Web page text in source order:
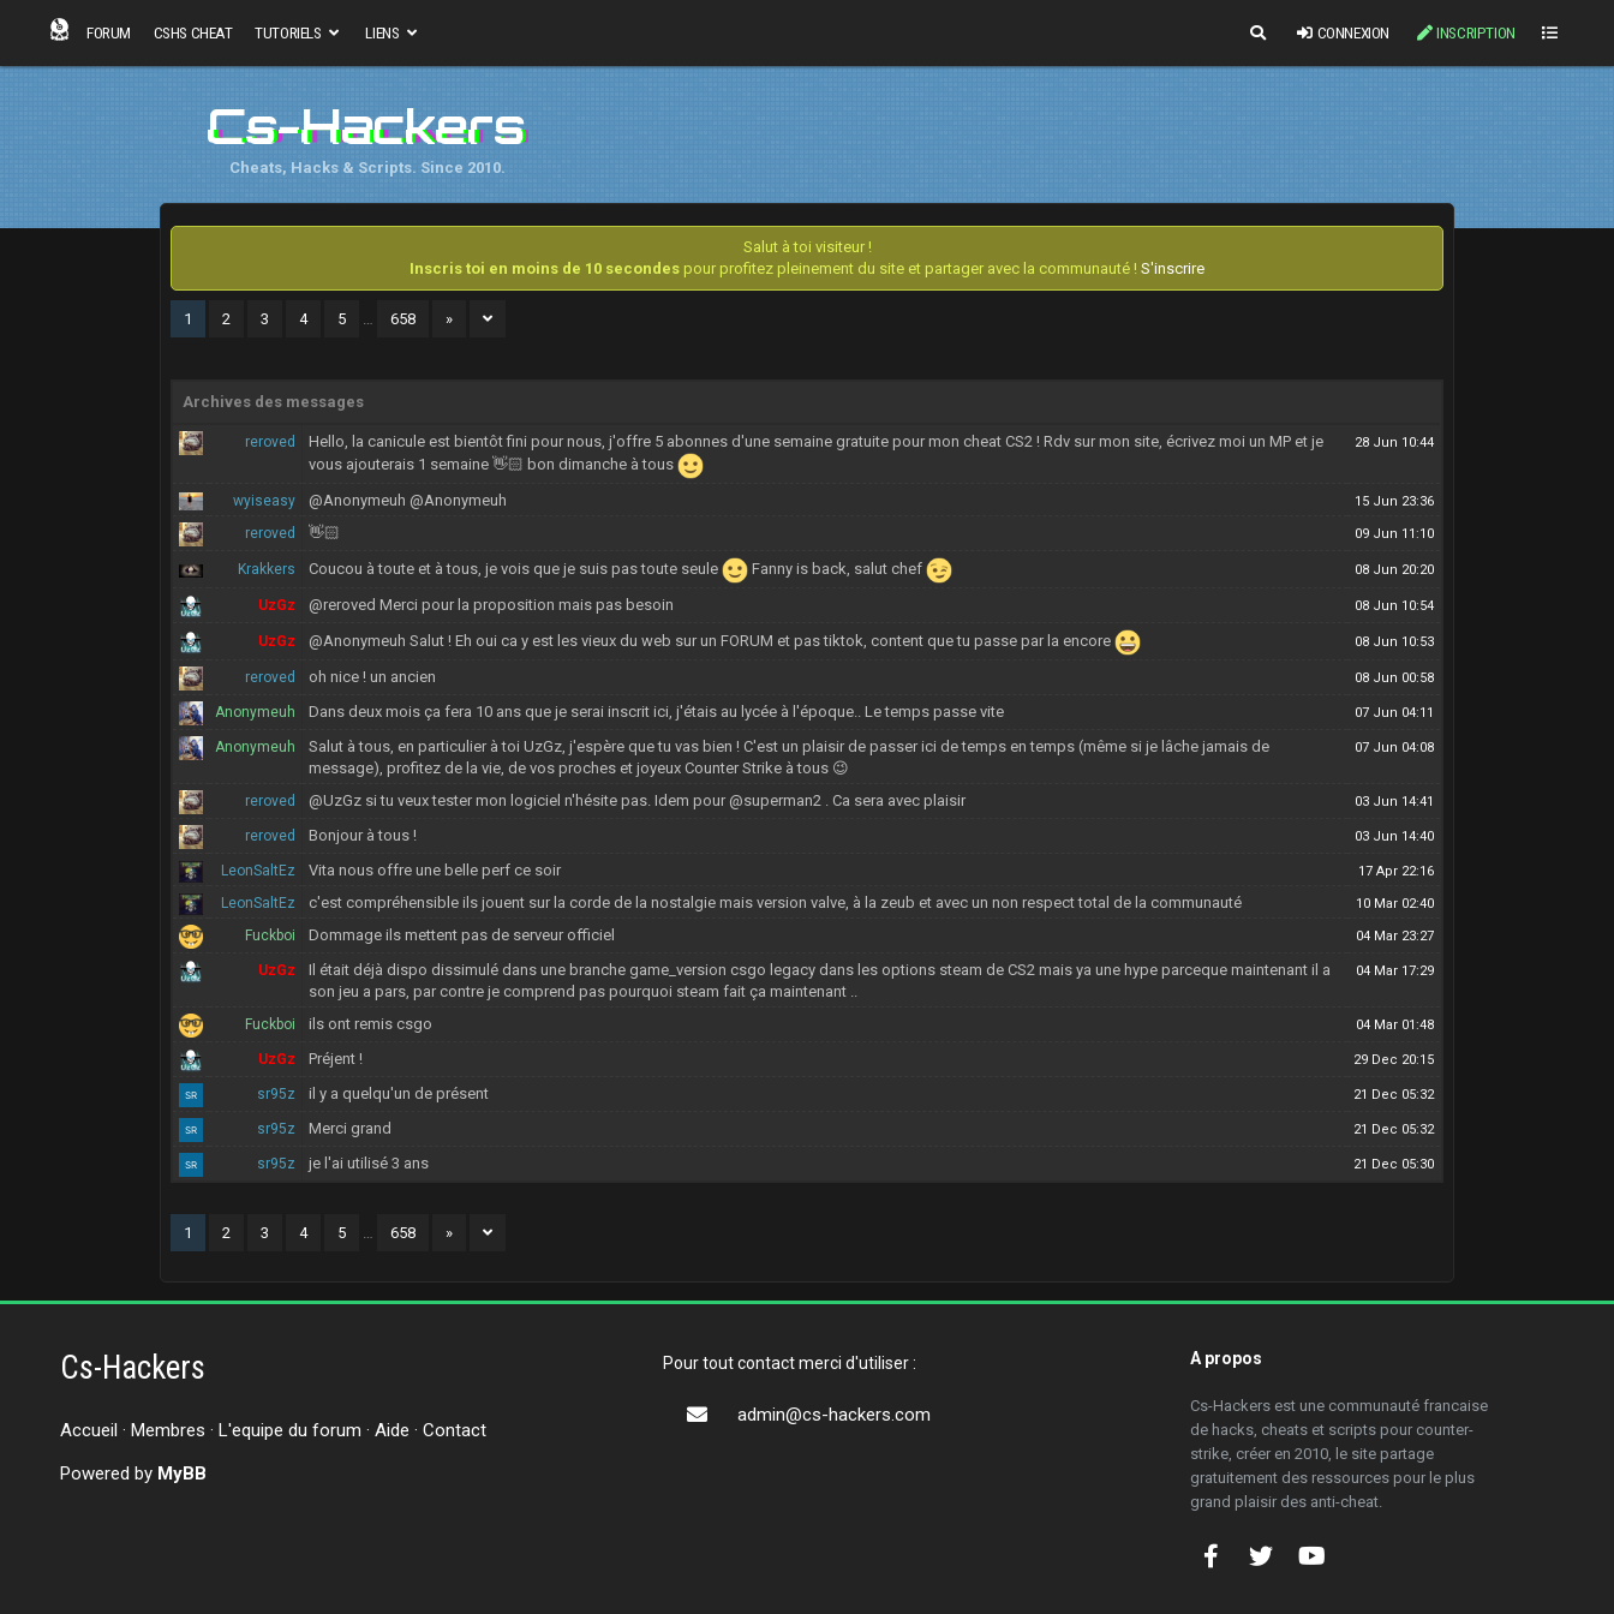
CONNEXION INSCRIPTION
FORUM CSHS CHEAT TUTORIELS LIENS
Cs-Hackers
Cheats, Hacks & Scripts. Since 2010.
Salut à toi visiteur !
Inscris toi en moins de 10 secondes pour profitez pleinement du site et partager avec la communauté ! S'inscrire
1 2 3 4 5 … 658 »
Archives des messages
reroved
Hello, la canicule est bientôt fini pour nous, j'offre 5 abonnes d'une semaine gratuite pour mon cheat CS2 ! Rdv sur mon site, écrivez moi un MP et je
vous ajouterais 1 semaine 👋🏻 bon dimanche à tous
28 Jun 10:44
wyiseasy @Anonymeuh @Anonymeuh 15 Jun 23:36
reroved 👋🏻 09 Jun 11:10
Krakkers Coucou à toute et à tous, je vois que je suis pas toute seule Fanny is back, salut chef 08 Jun 20:20
UzGz @reroved Merci pour la proposition mais pas besoin 08 Jun 10:54
UzGz @Anonymeuh Salut ! Eh oui ca y est les vieux du web sur un FORUM et pas tiktok, content que tu passe par la encore 08 Jun 10:53
reroved oh nice ! un ancien 08 Jun 00:58
Anonymeuh Dans deux mois ça fera 10 ans que je serai inscrit ici, j'étais au lycée à l'époque.. Le temps passe vite 07 Jun 04:11
Anonymeuh
Salut à tous, en particulier à toi UzGz, j'espère que tu vas bien ! C'est un plaisir de passer ici de temps en temps (même si je lâche jamais de
message), profitez de la vie, de vos proches et joyeux Counter Strike à tous 😉
07 Jun 04:08
reroved @UzGz si tu veux tester mon logiciel n'hésite pas. Idem pour @superman2 . Ca sera avec plaisir 03 Jun 14:41
reroved Bonjour à tous ! 03 Jun 14:40
LeonSaltEz Vita nous offre une belle perf ce soir 17 Apr 22:16
LeonSaltEz c'est compréhensible ils jouent sur la corde de la nostalgie mais version valve, à la zeub et avec un non respect total de la communauté 10 Mar 02:40
Fuckboi Dommage ils mettent pas de serveur officiel 04 Mar 23:27
UzGz
Il était déjà dispo dissimulé dans une branche game_version csgo legacy dans les options steam de CS2 mais ya une hype parceque maintenant il a
son jeu a pars, par contre je comprend pas pourquoi steam fait ça maintenant ..
04 Mar 17:29
Fuckboi ils ont remis csgo 04 Mar 01:48
UzGz Préjent ! 29 Dec 20:15
sr95z il y a quelqu'un de présent 21 Dec 05:32
sr95z Merci grand 21 Dec 05:32
sr95z je l'ai utilisé 3 ans 21 Dec 05:30
1 2 3 4 5 … 658 »
Cs-Hackers
Accueil · Membres · L'equipe du forum · Aide · Contact
Powered by MyBB
Pour tout contact merci d'utiliser :
admin@cs-hackers.com
A propos
Cs-Hackers est une communauté francaise
de hacks, cheats et scripts pour counter-
strike, créer en 2010, le site partage
gratuitement des ressources pour le plus
grand plaisir des anti-cheat.